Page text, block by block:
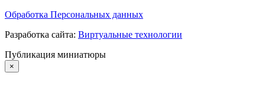
Обработка Персональных данных
Разработка сайта: Виртуальные технологии
Публикация миниатюры
×